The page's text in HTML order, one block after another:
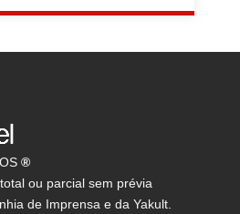
®
ou parcial sem prévia
de Imprensa e da Yakult.